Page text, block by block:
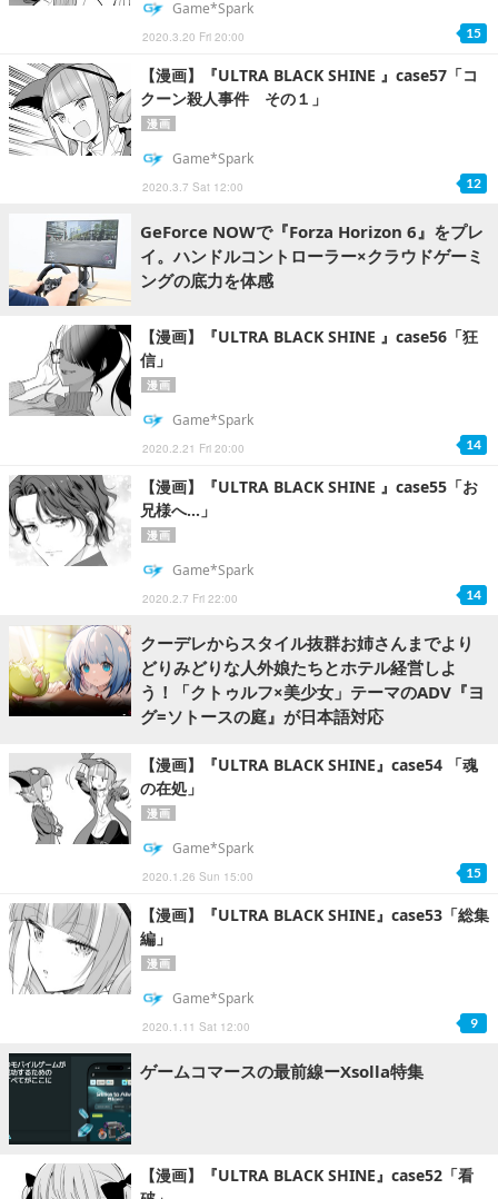
2020.3.20 Fri 20:00
Game*Spark
15
【漫画】『ULTRA BLACK SHINE 』case57「コ
クーン殺人事件 その１」
漫画
2020.3.7 Sat 12:00
Game*Spark
12
GeForce NOWで『Forza Horizon 6』をプレ
イ。ハンドルコントローラー×クラウドゲーミ
ングの底力を体感
【漫画】『ULTRA BLACK SHINE 』case56「狂
信」
漫画
2020.2.21 Fri 20:00
Game*Spark
14
【漫画】『ULTRA BLACK SHINE 』case55「お
兄様へ…」
漫画
2020.2.7 Fri 22:00
Game*Spark
14
クーデレからスタイル抜群お姉さんまでより
どりみどりな人外娘たちとホテル経営しよ
う！「クトゥルフ×美少女」テーマのADV『ヨ
グ=ソトースの庭』が日本語対応
【漫画】『ULTRA BLACK SHINE』case54 「魂
の在処」
漫画
2020.1.26 Sun 15:00
Game*Spark
15
【漫画】『ULTRA BLACK SHINE』case53「総集
編」
漫画
2020.1.11 Sat 12:00
Game*Spark
9
ゲームコマースの最前線ーXsolla特集
【漫画】『ULTRA BLACK SHINE』case52「看